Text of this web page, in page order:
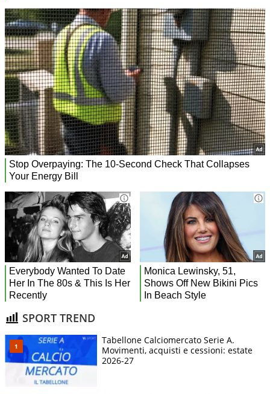
SPORT TREND
Tabellone Calciomercato Serie A.
Movimenti, acquisti e cessioni: estate
2026-27